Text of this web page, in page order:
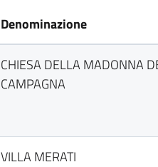
Denominazione
CHIESA DELLA MADONNA
CAMPAGNA
VILLA MERATI